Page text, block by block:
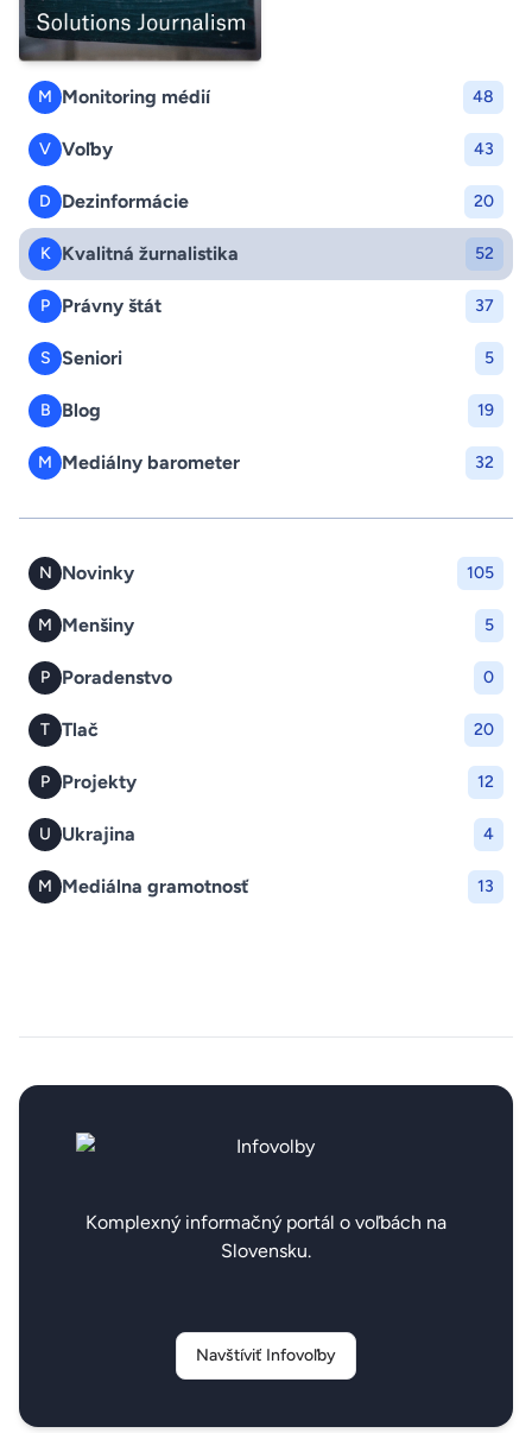
M Monitoring médií 48
V Voľby 43
D Dezinformácie 20
K Kvalitná žurnalistika 52
P Právny štát 37
S Seniori 5
B Blog 19
M Mediálny barometer 32
N Novinky 105
M Menšiny 5
P Poradenstvo 0
T Tlač 20
P Projekty 12
U Ukrajina 4
M Mediálna gramotnosť 13
Komplexný informačný portál o voľbách na
Slovensku.
Navštíviť Infovoľby